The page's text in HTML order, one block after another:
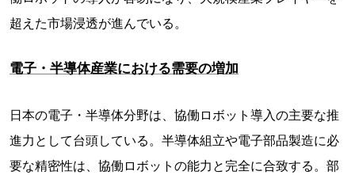
超えた市場浸透が進んでいる。
電子・半導体産業における需要の増加
日本の電子・半導体分野は、協働ロボット導入の主要な推
進力として台頭している。半導体組立や電子部品製造に必
要な精密性は、協働ロボットの能力と完全に合致する。部